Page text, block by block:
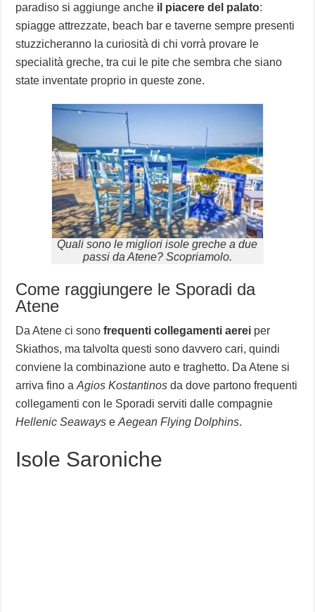
paradiso si aggiunge anche il piacere del palato:
spiagge attrezzate, beach bar e taverne sempre presenti
stuzzicheranno la curiosità di chi vorrà provare le
specialità greche, tra cui le pite che sembra che siano
state inventate proprio in queste zone.
Quali sono le migliori isole greche a due
passi da Atene? Scopriamolo.
Come raggiungere le Sporadi da
Atene
Da Atene ci sonofrequenti collegamenti aerei per
Skiathos, ma talvolta questi sono davvero cari, quindi
conviene la combinazione auto e traghetto. Da Atene si
arriva fino aAgios Kostantinos da dove partono frequenti
collegamenti con le Sporadi serviti dalle compagnie
Hellenic Seaways eAegean Flying Dolphins.
Isole Saroniche